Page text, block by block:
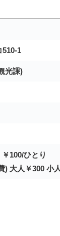
510-1
光課)
100/ひとり
) 大人￥300 小